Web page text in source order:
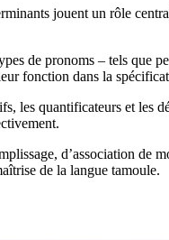
jouent un rôle
de pronoms – tels que
fonction dans la
quantificateurs et les
d’association de
de la langue tamoule.